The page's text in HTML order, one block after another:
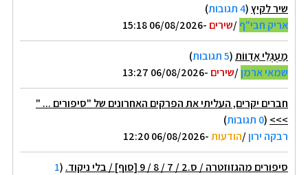
שיר לקיץ(4 תגובות
)
אריק חבי"ף/שירים -06/08/2026 15:18
מַעְגְּלֵי אַדְווֹת(5 תגובות
)
שמאי ארמן/שירים -06/08/2026 13:27
חברים יקרים, העליתי את הפרקים האחרונים של "סיפורים ... "
>>>
(0 תגובות
)
רבקה ירון/הודעות-06/08/2026 12:20
סיפורים מהגזוזטרה / ס.2 / 7 / 8 / 9 [סוף] / בלי ניקוד. (
1